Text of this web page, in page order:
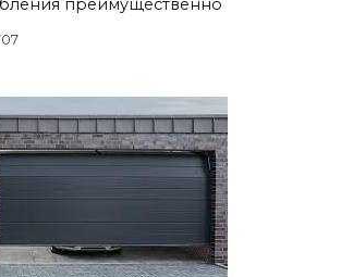
преимущественно